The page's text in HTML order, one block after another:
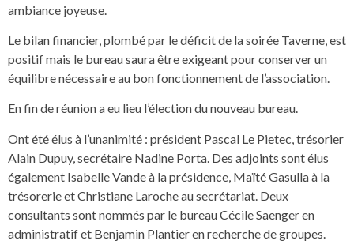
ambiance joyeuse.
Le bilan financier, plombé par le déficit de la soirée Taverne, est
positif mais le bureau saura être exigeant pour conserver un
équilibre nécessaire au bon fonctionnement de l’association.
En fin de réunion a eu lieu l’élection du nouveau bureau.
Ont été élus à l’unanimité : président Pascal Le Pietec, trésorier
Alain Dupuy, secrétaire Nadine Porta. Des adjoints sont élus
également Isabelle Vande à la présidence, Maïté Gasulla à la
trésorerie et Christiane Laroche au secrétariat. Deux
consultants sont nommés par le bureau Cécile Saenger en
administratif et Benjamin Plantier en recherche de groupes.